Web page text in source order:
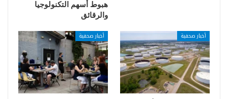
هبوط أسهم التكنولوجيا
والرقائق
أخبار صحفية أخبار صحفية